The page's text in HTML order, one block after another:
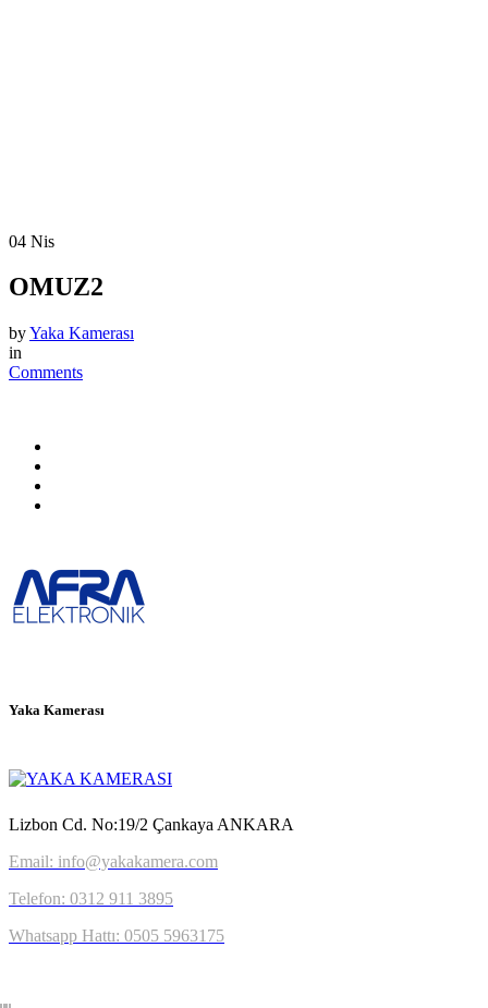
04 Nis
OMUZ2
byYaka Kamerası
in
Comments
Yaka Kamerası
Lizbon Cd. No:19/2 Çankaya ANKARA
Email: info@yakakamera.com
Telefon: 0312 911 3895
Whatsapp Hattı: 0505 5963175